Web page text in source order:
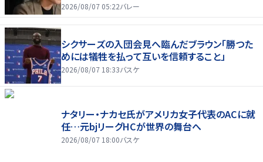
2026/08/07 05:22バレー
シクサーズの入団会見へ臨んだブラウン「勝つた
めには犠牲を払って互いを信頼すること」
2026/08/07 18:33バスケ
ナタリー・ナカセ氏がアメリカ女子代表のACに就
任…元bjリーグHCが世界の舞台へ
2026/08/07 18:00バスケ